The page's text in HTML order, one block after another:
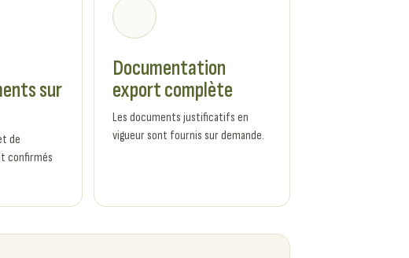
sur
de
confirmés
Documentation
export complète
Les documents justificatifs en
vigueur sont fournis sur demande.